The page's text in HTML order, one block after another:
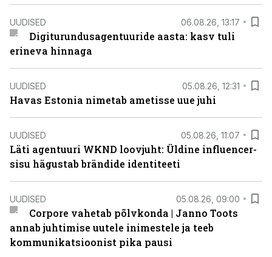
UUDISED 06.08.26, 13:17
Digiturundusagentuuride aasta: kasv tuli
erineva hinnaga
UUDISED 05.08.26, 12:31
Havas Estonia nimetab ametisse uue juhi
UUDISED 05.08.26, 11:07
Läti agentuuri WKND loovjuht: Üldine influencer-
sisu hägustab brändide identiteeti
UUDISED 05.08.26, 09:00
Corpore vahetab põlvkonda | Janno Toots
annab juhtimise uutele inimestele ja teeb
kommunikatsioonist pika pausi